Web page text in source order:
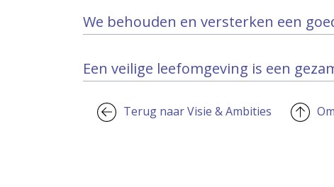
We behouden en versterken een
Een veilige leefomgeving is een
Terug naar Visie & Ambities